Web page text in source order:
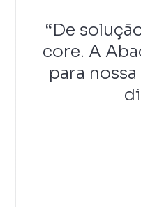
“De
core. A
para